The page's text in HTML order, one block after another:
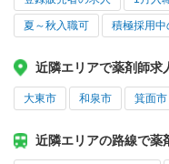
夏～秋入職可 積極採用中
近隣エリアで薬剤師求
大東市 和泉市 箕面市
近隣エリアの路線で薬